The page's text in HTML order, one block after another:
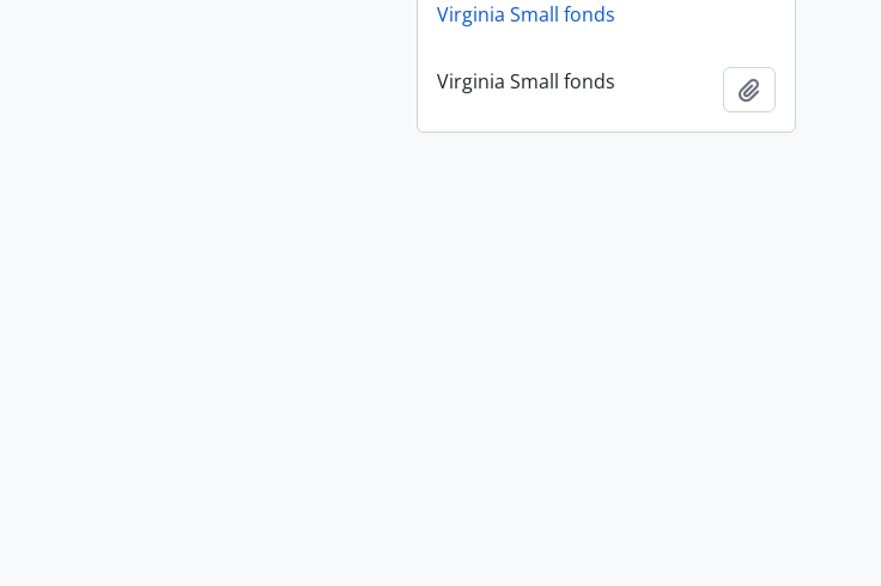
Virginia Small fonds
Virginia Small fonds